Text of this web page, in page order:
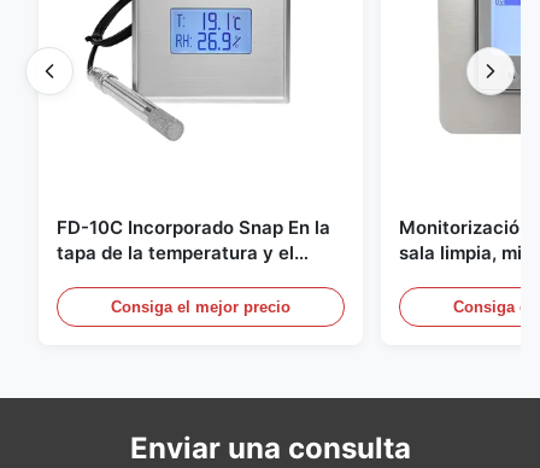
FD-10C Incorporado Snap En la
tapa de la temperatura y el
acero inoxidable Monitor
Consiga el mejor precio
Monitorización
sala limpia,
20mA/RS485
médica/de
Consiga el
Enviar una consulta